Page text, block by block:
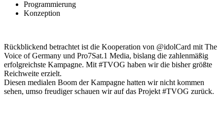
Programmierung
Konzeption
Rückblickend betrachtet ist die Kooperation von @idolCard mit The
Voice of Germany und Pro7Sat.1 Media, bislang die zahlenmäßig
erfolgreichste Kampagne. Mit #TVOG haben wir die bisher größte
Reichweite erzielt.
Diesen medialen Boom der Kampagne hatten wir nicht kommen
sehen, umso freudiger schauen wir auf das Projekt #TVOG zurück.